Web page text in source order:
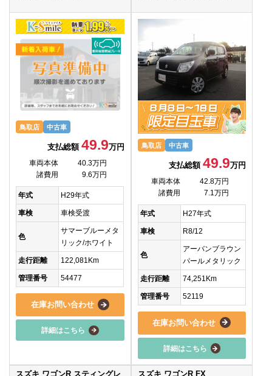
鳥取店 中古車
支払総額 49.9万円
車両本体
40.3万円
諸費用
9.6万円
年式 H29年式
車検 車検受渡
色
サマーブルーメタ
リック/ホワイト
走行距離 122,081Km
管理番号 54477
在庫お問い合わせ
詳細はこちら
鳥取店 中古車
支払総額49.9万円
車両本体
42.8万円
諸費用
7.1万円
年式 H27年式
車検 R8/12
色
アーバンブラウン
パールメタリック
走行距離 74,251Km
管理番号 52119
在庫お問い合わせ
詳細はこちら
スズキ ワゴンR スティングレ スズキ ワゴンR FX